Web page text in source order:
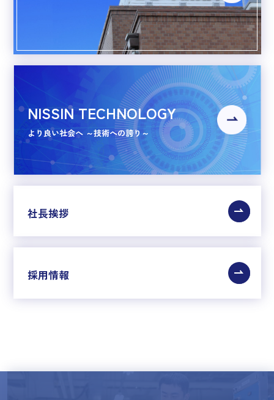
NISSIN TECHNOLOGY
より良い社会へ ～技術への誇り～
社長挨拶
採用情報